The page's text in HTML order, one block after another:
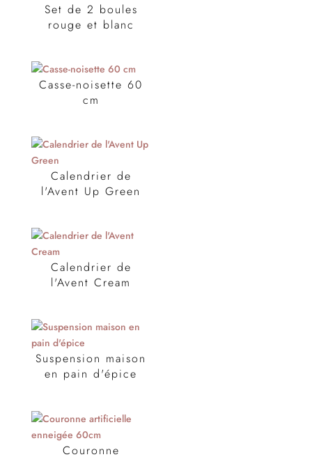
Set de 2 boules
rouge et blanc
Casse-noisette 60
cm
Calendrier de
l'Avent Up Green
Calendrier de
l'Avent Cream
Suspension maison
en pain d'épice
Couronne